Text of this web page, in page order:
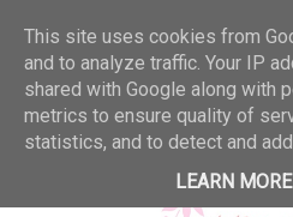
This site uses cookies from
and to analyze traffic. Your IP
shared with Google along with
metrics to ensure quality of
statistics, and to detect and
LEARN MORE